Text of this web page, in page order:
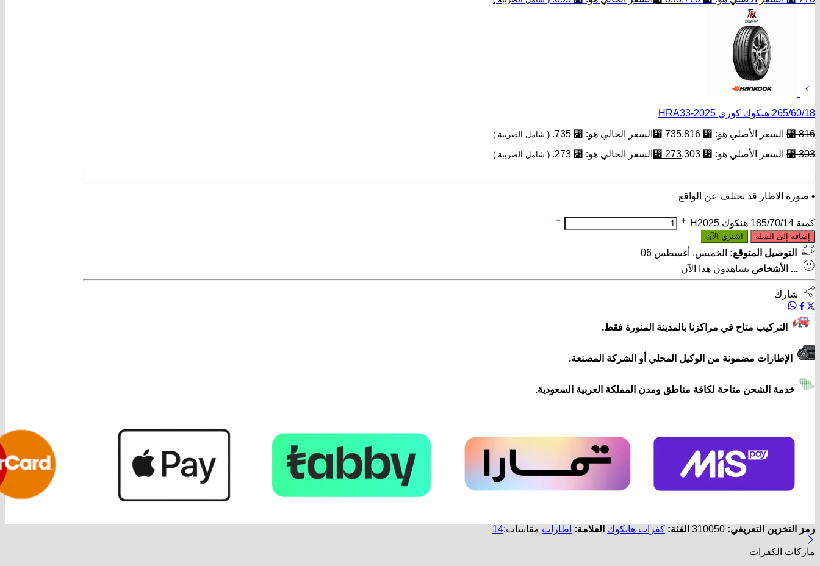
265/60/18 هنكوك كوري HRA33-2025
⃁816 السعر الأصلي هو: ⃁ 816. ⃁ 735 السعر الحالي هو: ⃁ 735. ( شامل الضريبة )
⃁303 السعر الأصلي هو: ⃁ 303. ⃁ 273 السعر الحالي هو: ⃁ 273. ( شامل الضريبة )
• صورة الاطار قد تختلف عن الواقع
كمية 185/70/14 هنكوك H2025
إضافة إلى السلة اشتري الآن
التوصيل المتوقع: الخميس, أغسطس 06
... الأشخاص يشاهدون هذا الآن
شارك
التركيب متاح في مراكزنا بالمدينة المنورة فقط.
الإطارات مضمونة من الوكيل المحلي أو الشركة المصنعة.
خدمة الشحن متاحة لكافة مناطق ومدن المملكة العربية السعودية.
رمز التخزين التعريفي: 310050 الفئة: كفرات هانكوك العلامة: اطارات مقاسات:14
ماركات الكفرات